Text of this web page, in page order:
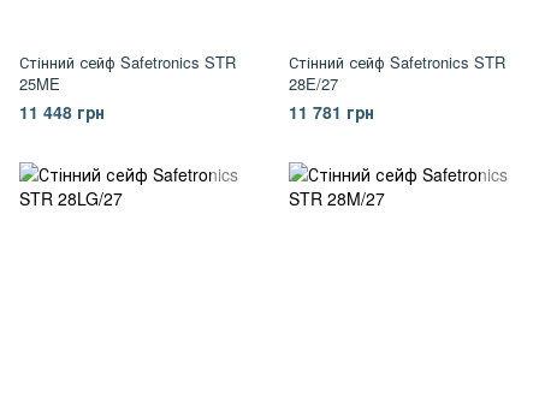
Стінний сейф Safetronics STR
25ME
11 448 грн
Стінний сейф Safetronics STR
28E/27
11 781 грн